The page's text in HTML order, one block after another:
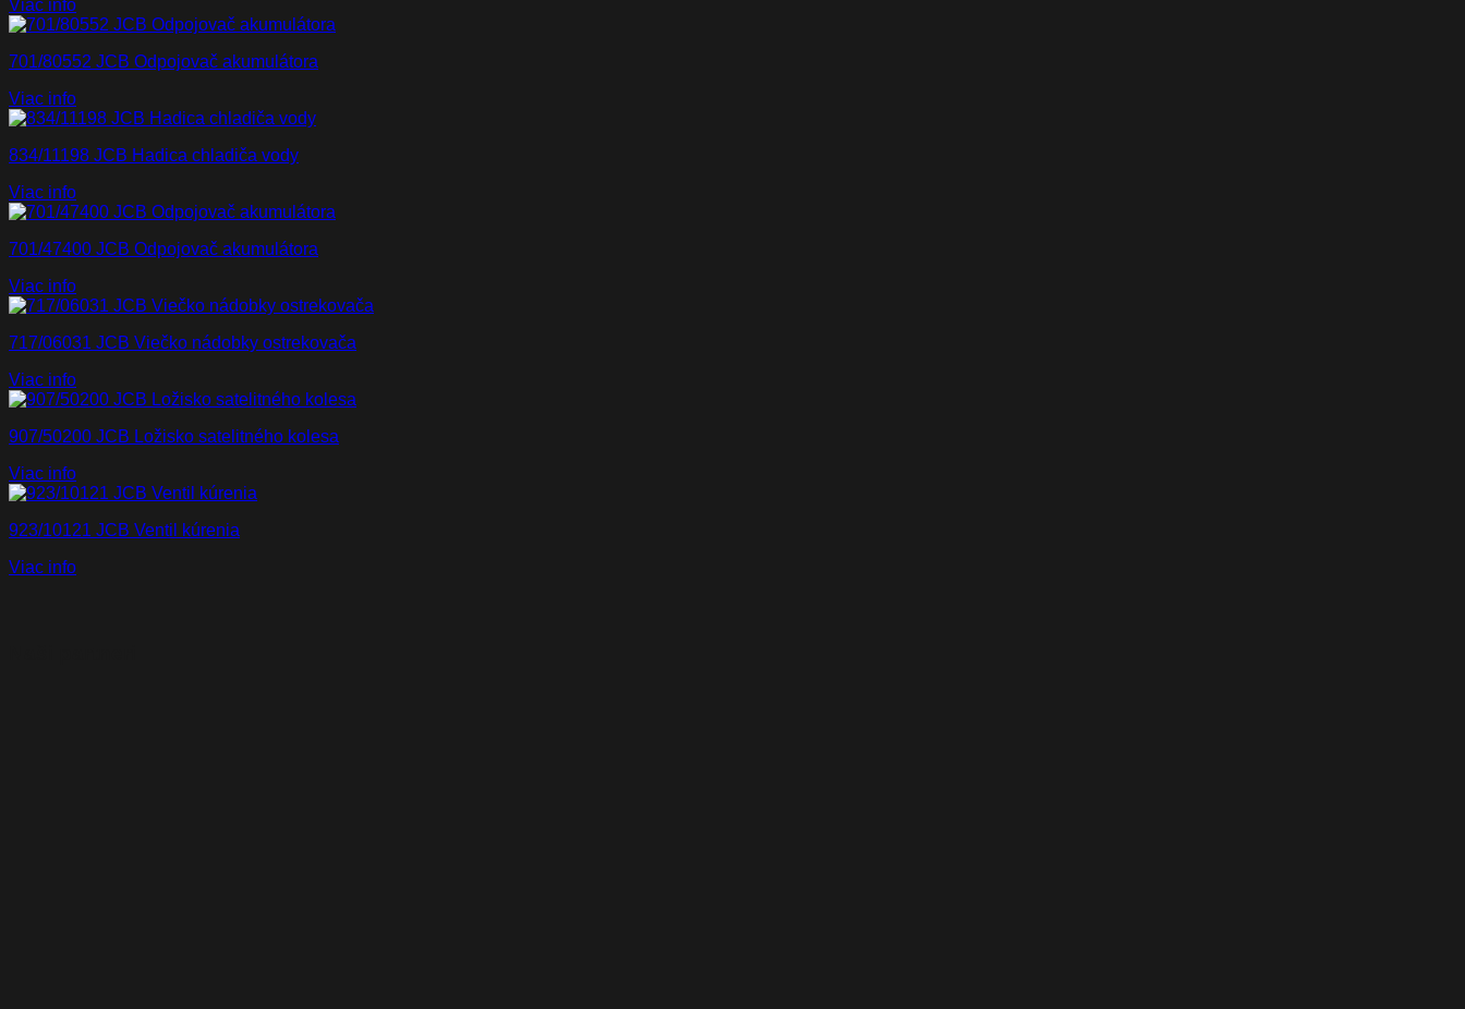
Viac info
701/80552 JCB Odpojovač akumulátora
Viac info
834/11198 JCB Hadica chladiča vody
Viac info
701/47400 JCB Odpojovač akumulátora
Viac info
717/06031 JCB Viečko nádobky ostrekovača
Viac info
907/50200 JCB Ložisko satelitného kolesa
Viac info
923/10121 JCB Ventil kúrenia
Viac info